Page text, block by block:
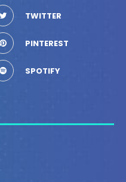
TWITTER
PINTEREST
SPOTIFY